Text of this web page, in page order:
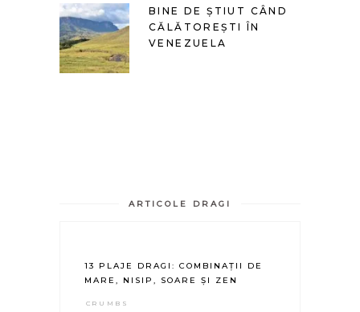
BINE DE ȘTIUT CÂND
CĂLĂTOREȘTI ÎN
VENEZUELA
ARTICOLE DRAGI
13 PLAJE DRAGI: COMBINAȚII DE
MARE, NISIP, SOARE ȘI ZEN
CRUMBS